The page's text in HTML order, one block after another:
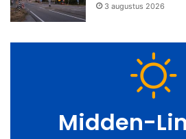
3 augustus 2026
Midden-